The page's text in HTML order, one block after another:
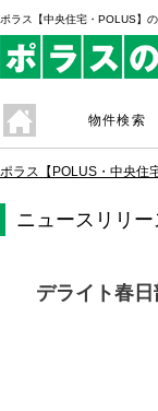
ポラス【中央住宅・POLUS】
物件検索
ポラス【POLUS・中央住
ニュースリリー
デライト春